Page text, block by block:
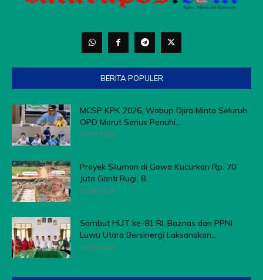
BERITA POPULER
MCSP KPK 2026, Wabup Djira Minta Seluruh
OPD Morut Serius Penuhi...
31/07/2026
Proyek Siluman di Gowa Kucurkan Rp. 70
Juta Ganti Rugi, 8...
01/08/2026
Sambut HUT ke-81 RI, Baznas dan PPNI
Luwu Utara Bersinergi Laksanakan...
04/08/2026